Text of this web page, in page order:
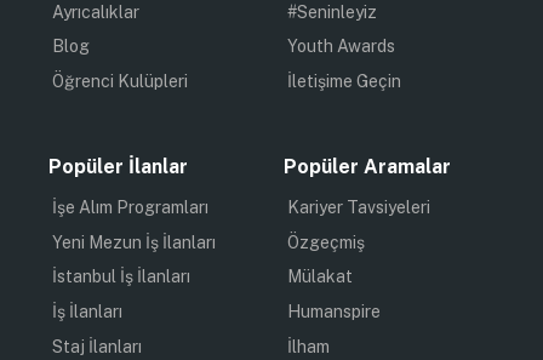
Ayrıcalıklar
Blog
Öğrenci Kulüpleri
#Seninleyiz
Youth Awards
İletişime Geçin
Popüler İlanlar
İşe Alım Programları
Yeni Mezun İş İlanları
İstanbul İş İlanları
İş İlanları
Staj İlanları
Popüler Aramalar
Kariyer Tavsiyeleri
Özgeçmiş
Mülakat
Humanspire
İlham